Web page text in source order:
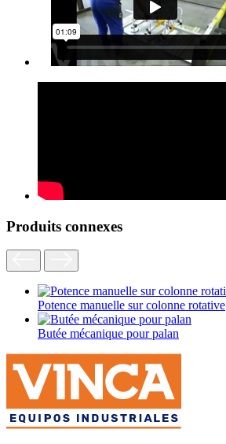
Produits connexes
Potence manuelle sur colonne rotative
Butée mécanique pour palan